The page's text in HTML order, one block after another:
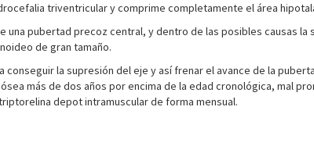
triventricular y comprime completamente el área
pubertad precoz central, y dentro de las posibles causas la
de gran tamaño.
conseguir la supresión del eje y así frenar el avance de la
más de dos años por encima de la edad cronológica, mal
depot intramuscular de forma mensual.